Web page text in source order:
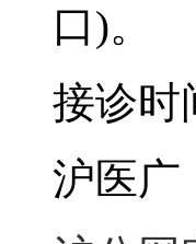
口)。
接诊时
沪医广